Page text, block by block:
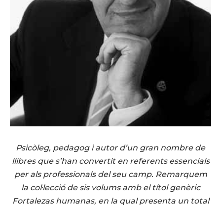
Psicòleg, pedagog i autor d’un gran nombre de
llibres que s’han convertit en referents essencials
per als professionals del seu camp. Remarquem
la col·lecció de sis volums amb el títol genèric
Fortalezas humanas, en la qual presenta un total